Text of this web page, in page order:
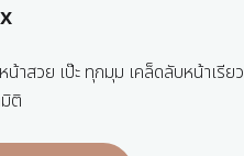
าสวย เป๊ะ ทุกมุม เคล็ดลับหน้าเรียว
ติ